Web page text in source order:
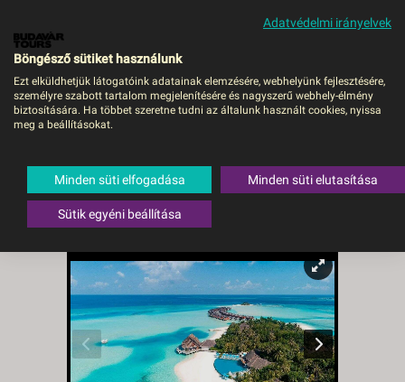
MENÜ
Maldív-szigetek /
Spa***** - budapest,
Repülő
Maldív-szigetek
Adatvédelmi irányelvek
Böngésző sütiket használunk
Ezt elküldhetjük látogatóink adatainak elemzésére, webhelyünk fejlesztésére,
személyre szabott tartalom megjelenítésére és nagyszerű webhely-élmény
biztosítására. Ha többet szeretne tudni az általunk használt cookies, nyissa
meg a beállításokat.
Minden süti elfogadása Minden süti elutasítása
Sütik egyéni beállítása